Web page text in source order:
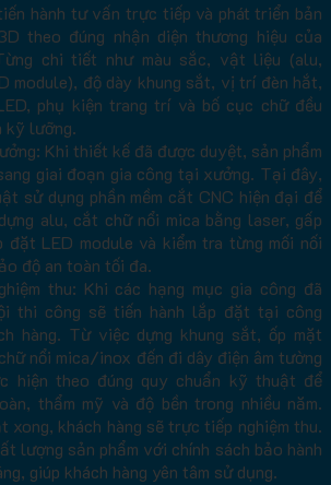
hành tư vấn trực tiếp và phát triển bản
theo đúng nhận diện thương hiệu của
chi tiết như màu sắc, vật liệu (alu,
module), độ dày khung sắt, vị trí đèn hắt,
phụ kiện trang trí và bố cục chữ đều
kỹ lưỡng.
Khi thiết kế đã được duyệt, sản phẩm
giai đoạn gia công tại xưởng. Tại đây,
sử dụng phần mềm cắt CNC hiện đại để
alu, cắt chữ nổi mica bằng laser, gấp
đặt LED module và kiểm tra từng mối nối
độ an toàn tối đa.
thu: Khi các hạng mục gia công đã
thi công sẽ tiến hành lắp đặt tại công
hàng. Từ việc dựng khung sắt, ốp mặt
nổi mica/inox đến đi dây điện âm tường
hiện theo đúng quy chuẩn kỹ thuật để
thẩm mỹ và độ bền trong nhiều năm.
xong, khách hàng sẽ trực tiếp nghiệm thu.
lượng sản phẩm với chính sách bảo hành
giúp khách hàng yên tâm sử dụng.